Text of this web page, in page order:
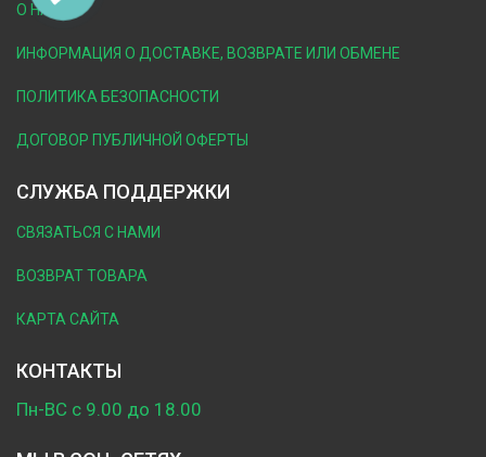
О НАС
ИНФОРМАЦИЯ О ДОСТАВКЕ, ВОЗВРАТЕ ИЛИ ОБМЕНЕ
ПОЛИТИКА БЕЗОПАСНОСТИ
ДОГОВОР ПУБЛИЧНОЙ ОФЕРТЫ
СЛУЖБА ПОДДЕРЖКИ
СВЯЗАТЬСЯ С НАМИ
ВОЗВРАТ ТОВАРА
КАРТА САЙТА
КОНТАКТЫ
Пн-ВС с 9.00 до 18.00